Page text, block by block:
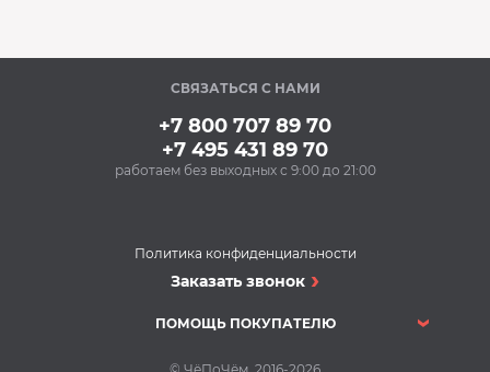
Кухонная мойка EMAR
6044L
В наличии
СВЯЗАТЬСЯ С НАМИ
+7 800 707 89 70
+7 495 431 89 70
работаем без выходных с 9:00 до 21:00
Политика конфиденциальности
Заказать звонок
ПОМОЩЬ ПОКУПАТЕЛЮ